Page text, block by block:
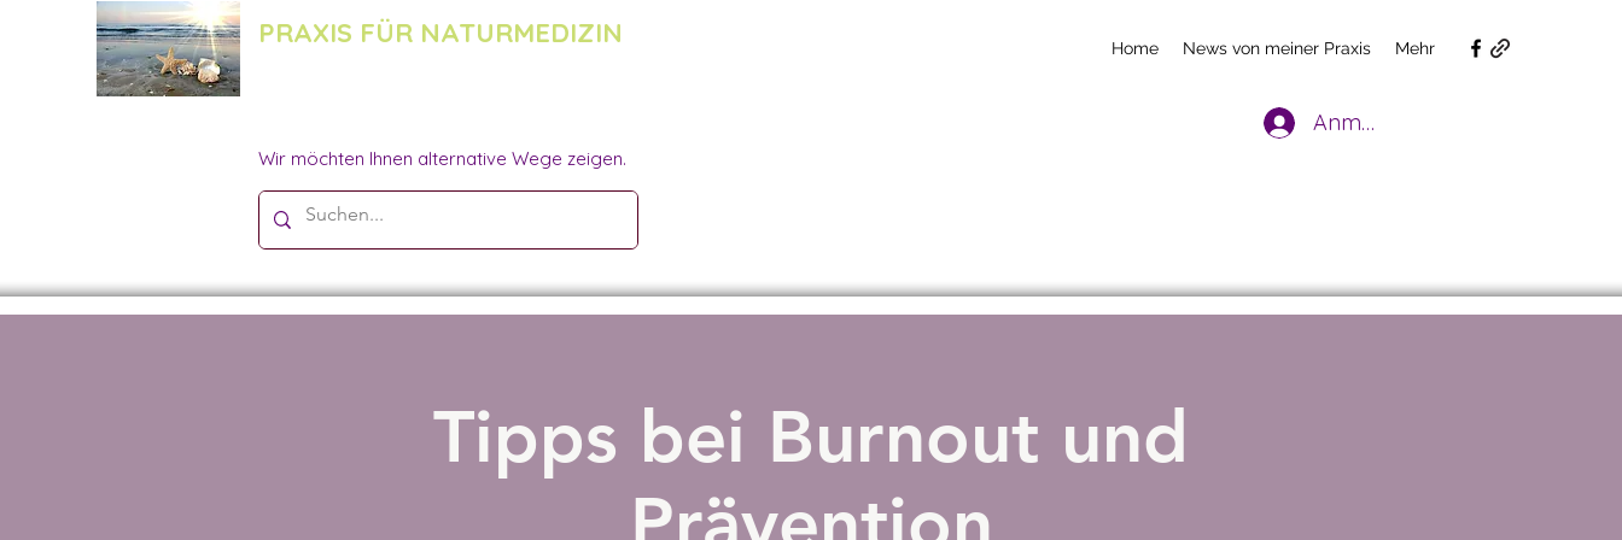
PRAXIS FÜR NATURMEDIZIN
Wir möchten Ihnen alternative Wege zeigen.
Home News von meiner Praxis Mehr
Anmelden
Tipps bei Burnout und